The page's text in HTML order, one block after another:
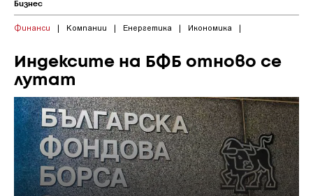
Бизнес
Финанси | Компании | Енергетика | Икономика |
Индексите на БФБ отново се
лутат